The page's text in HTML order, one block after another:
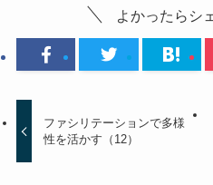
よかったらシ
ファシリテーションで多様
性を活かす（12）